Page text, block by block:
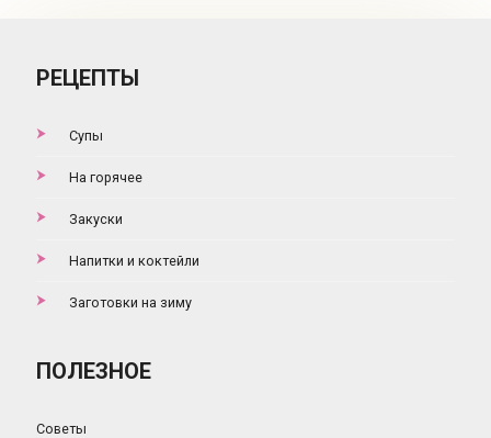
РЕЦЕПТЫ
Супы
На горячее
Закуски
Напитки и коктейли
Заготовки на зиму
ПОЛЕЗНОЕ
Советы